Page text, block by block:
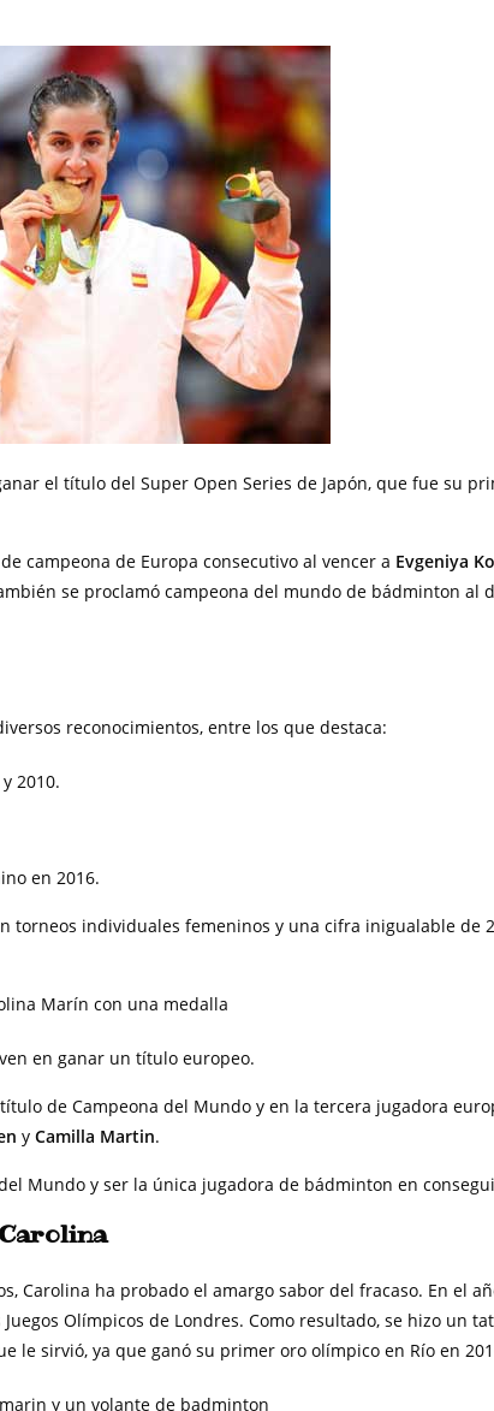
el título del Super Open Series de Japón, que fue su
campeona de Europa consecutivo al vencer a Evgeniya
se proclamó campeona del mundo de bádminton al
reconocimientos, entre los que destaca:
2010.
en 2016.
torneos individuales femeninos y una cifra inigualable de
en ganar un título europeo.
de Campeona del Mundo y en la tercera jugadora
y Camilla Martin.
Mundo y ser la única jugadora de bádminton en
Carolina ha probado el amargo sabor del fracaso. En el
Olímpicos de Londres. Como resultado, se hizo un
le sirvió, ya que ganó su primer oro olímpico en Río en